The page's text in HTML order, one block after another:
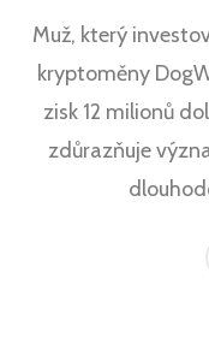
Muž, který
kryptoměny
zisk 12 milionů
zdůrazňuje